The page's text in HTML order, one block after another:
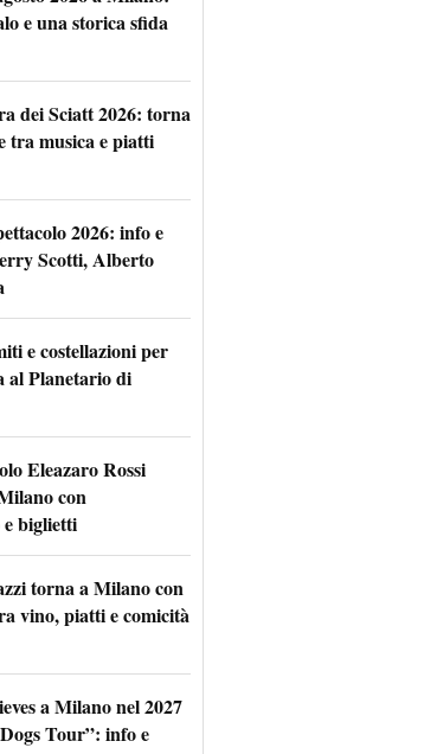
e una storica sfida
dei Sciatt 2026: torna
tra musica e piatti
2026: info e
Scotti, Alberto
e costellazioni per
al Planetario di
Eleazaro Rossi
con
biglietti
torna a Milano con
vino, piatti e comicità
a Milano nel 2027
Tour”: info e